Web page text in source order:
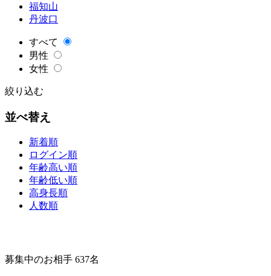
福知山
丹波口
すべて
男性
女性
絞り込む
並べ替え
新着順
ログイン順
年齢高い順
年齢低い順
高身長順
人数順
募集中のお相手 637名